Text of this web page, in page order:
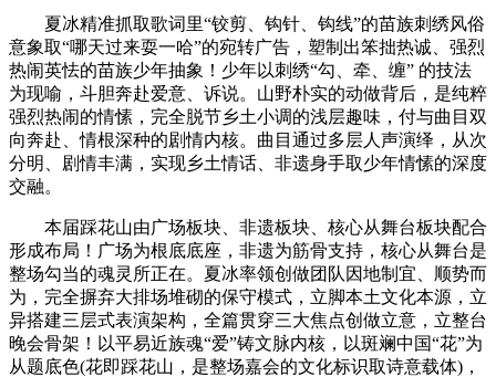
夏冰精准抓取歌词里“铰剪、钩针、钩线”的苗族刺绣风俗
意象取“哪天过来耍一哈”的宛转广告，塑制出笨拙热诚、强烈
热闹英怯的苗族少年抽象！少年以刺绣“勾、牵、缠” 的技法
为现喻，斗胆奔赴爱意、诉说。山野朴实的动做背后，是纯粹
强烈热闹的情愫，完全脱节乡土小调的浅层趣味，付与曲目双
向奔赴、情根深种的剧情内核。曲目通过多层人声演绎，从次
分明、剧情丰满，实现乡土情话、非遗身手取少年情愫的深度
交融。
本届踩花山由广场板块、非遗板块、核心从舞台板块配合
形成布局！广场为根底底座，非遗为筋骨支持，核心从舞台是
整场勾当的魂灵所正在。夏冰率领创做团队因地制宜、顺势而
为，完全摒弃大排场堆砌的保守模式，立脚本土文化本源，立
异搭建三层式表演架构，全篇贯穿三大焦点创做立意，立整台
晚会骨架！以平易近族魂“爱”铸文脉内核，以斑斓中国“花”为
从题底色(花即踩花山，是整场嘉会的文化标识取诗意载体)，